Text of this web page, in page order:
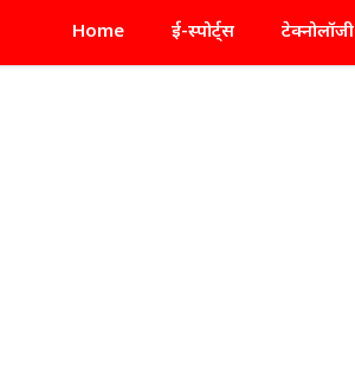
Home ई-स्पोर्ट्स टेक्नोलॉजी